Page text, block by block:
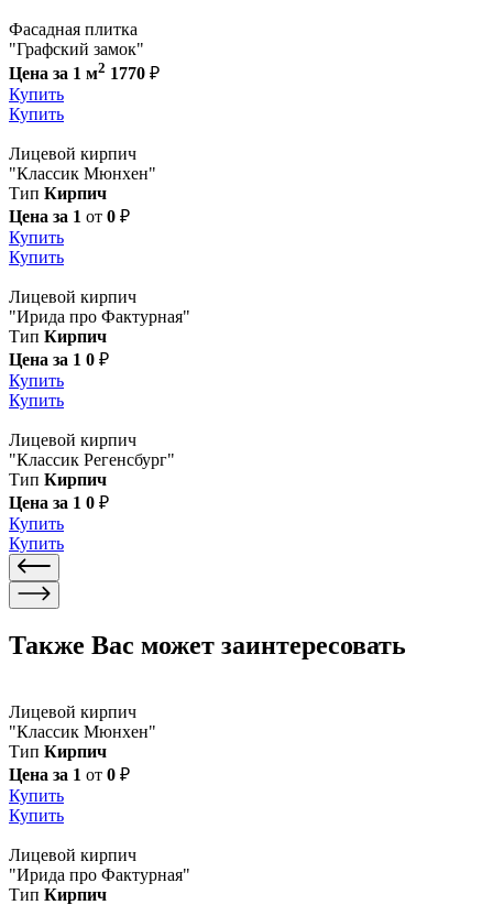
Фасадная плитка
"Графский замок"
Цена за 1 м2 1770 ₽
Купить
Купить
Лицевой кирпич
"Классик Мюнхен"
Тип Кирпич
Цена за 1 от 0 ₽
Купить
Купить
Лицевой кирпич
"Ирида про Фактурная"
Тип Кирпич
Цена за 1 0 ₽
Купить
Купить
Лицевой кирпич
"Классик Регенсбург"
Тип Кирпич
Цена за 1 0 ₽
Купить
Купить
Также Вас может заинтересовать
Лицевой кирпич
"Классик Мюнхен"
Тип Кирпич
Цена за 1 от 0 ₽
Купить
Купить
Лицевой кирпич
"Ирида про Фактурная"
Тип Кирпич